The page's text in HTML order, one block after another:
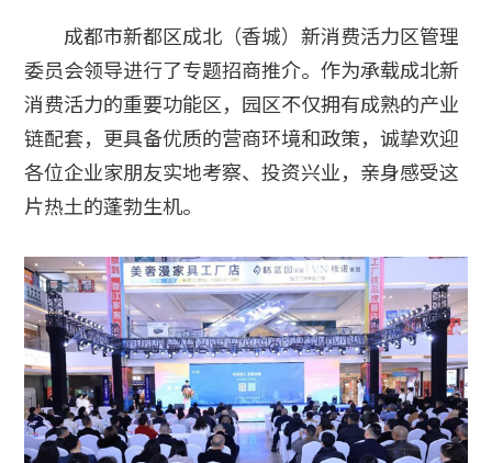
成都市新都区成北（香城）新消费活力区管理
委员会领导进行了专题招商推介。作为承载成北新
消费活力的重要功能区，园区不仅拥有成熟的产业
链配套，更具备优质的营商环境和政策，诚挚欢迎
各位企业家朋友实地考察、投资兴业，亲身感受这
片热土的蓬勃生机。